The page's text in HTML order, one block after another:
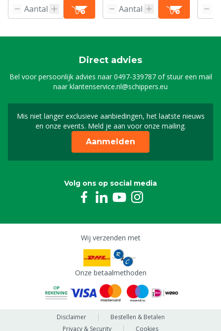
Direct advies
Bel voor persoonlijk advies naar0497-339787of stuur een mail
naarklantenservice.nl@schippers.eu
Mis niet langer exclusieve aanbiedingen, het laatste nieuws
en onze events. Meld je aan voor onze mailing.
Schrijf je in voor onze
Aanmelden
Volg ons op social media
Wij verzenden met
Onze betaalmethoden
Disclaimer
Bestellen & Betalen
Privacy & Security
Cookies